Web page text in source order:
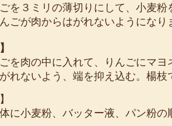
を３ミリの薄切りにして、小麦粉
んごが肉からはがれないようになり
を肉の中に入れて、りんごにマ
がれないよう、端を抑え込む。楊
】
に小麦粉、バッター液、パン粉の